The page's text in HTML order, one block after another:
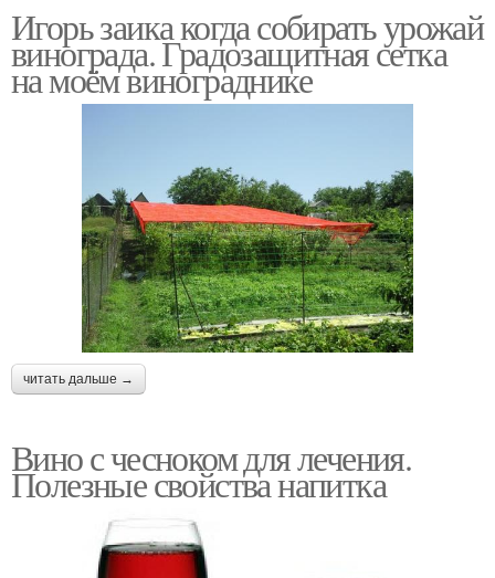
Игорь заика когда собирать урожай
винограда. Градозащитная сетка
на моём винограднике
читать дальше →
Вино с чесноком для лечения.
Полезные свойства напитка